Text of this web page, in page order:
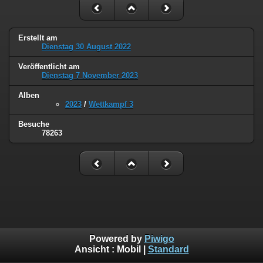
Erstellt am
Dienstag 30 August 2022
Veröffentlicht am
Dienstag 7 November 2023
Alben
2023 / Wettkampf 3
Besuche
78263
Powered by Piwigo
Ansicht : Mobil Standard